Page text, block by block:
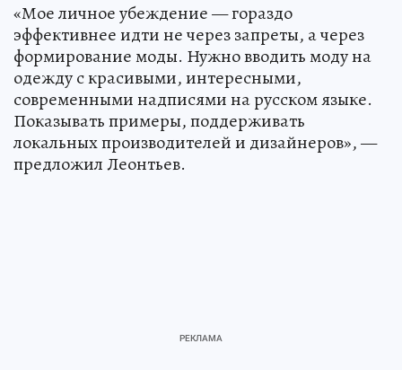
«Мое личное убеждение — гораздо
эффективнее идти не через запреты, а через
формирование моды. Нужно вводить моду на
одежду с красивыми, интересными,
современными надписями на русском языке.
Показывать примеры, поддерживать
локальных производителей и дизайнеров», —
предложил Леонтьев.